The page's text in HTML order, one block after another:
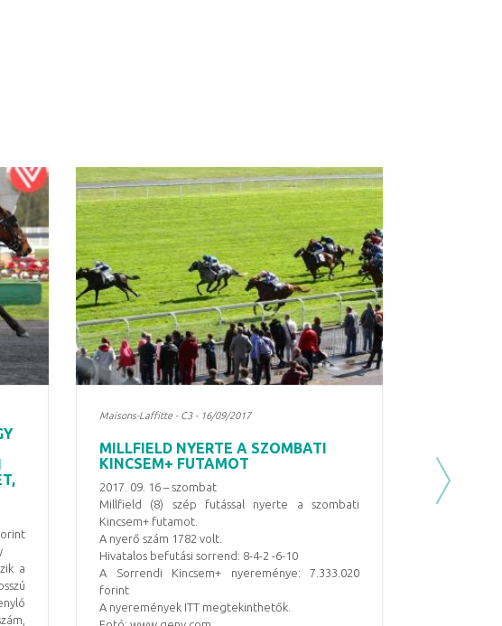
a
Maisons-Laffitte - C3 - 16/09/2017
MILLFIELD NYERTE A SZOMBATI
KINCSEM+ FUTAMOT
2017. 09. 16 – szombat
Millfield (8) szép futással nyerte a szombati
Kincsem+ futamot.
A nyerő szám 1782 volt.
Hivatalos befutási sorrend: 8-4-2 -6-10
A Sorrendi Kincsem+ nyereménye: 7.333.020
forint
A nyeremények ITT megtekinthetők.
Next